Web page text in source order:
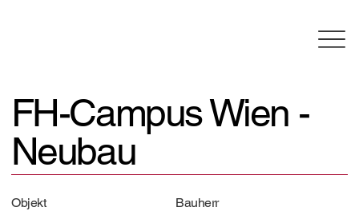
FH-Campus Wien -
Neubau
Objekt
Bauherr